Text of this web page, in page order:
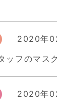
2020年
ッフのマス
2020年